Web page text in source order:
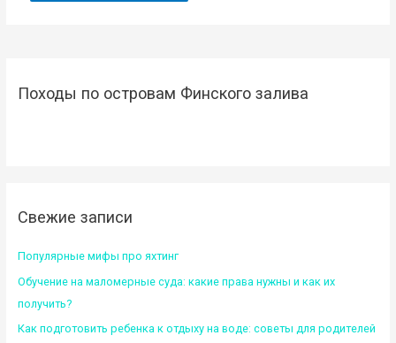
Походы по островам Финского залива
Свежие записи
Популярные мифы про яхтинг
Обучение на маломерные суда: какие права нужны и как их
получить?
Как подготовить ребенка к отдыху на воде: советы для родителей